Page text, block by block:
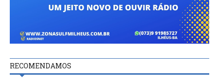
RECOMENDAMOS